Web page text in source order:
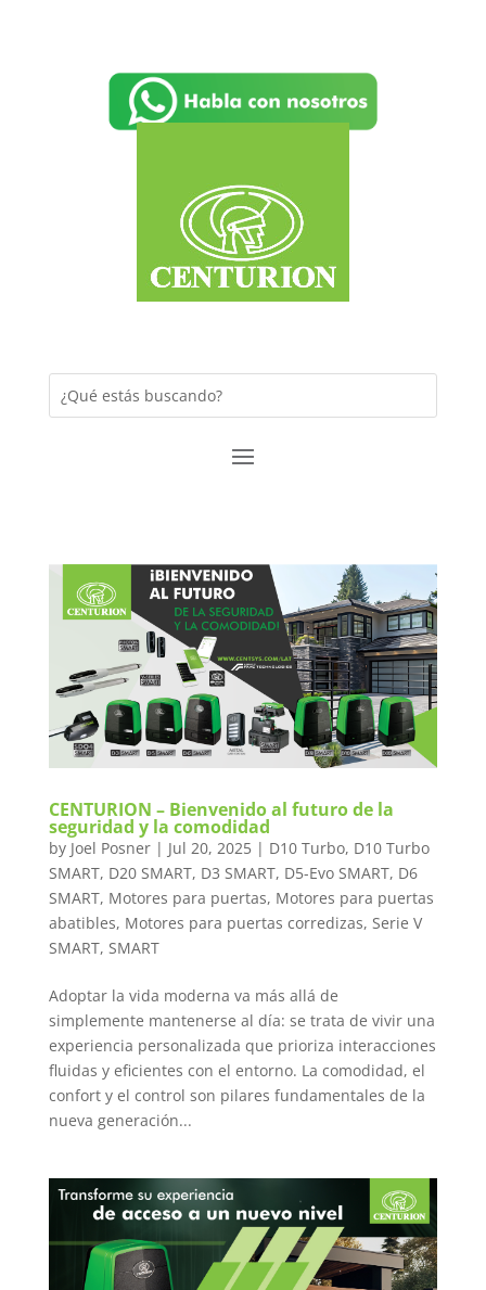
CENTURION – Bienvenido al futuro de la
seguridad y la comodidad
by Joel Posner| Jul 20, 2025| D10 Turbo, D10 Turbo
SMART, D20 SMART, D3 SMART, D5-Evo SMART, D6
SMART, Motores para puertas, Motores para puertas
abatibles, Motores para puertas corredizas, Serie V
SMART, SMART
Adoptar la vida moderna va más allá de
simplemente mantenerse al día: se trata de vivir una
experiencia personalizada que prioriza interacciones
fluidas y eficientes con el entorno. La comodidad, el
confort y el control son pilares fundamentales de la
nueva generación...